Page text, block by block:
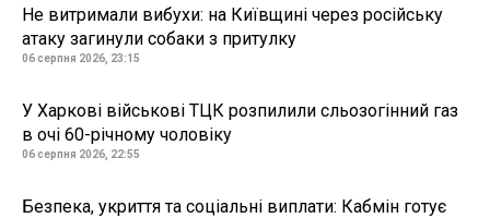
Не витримали вибухи: на Київщині через російську
атаку загинули собаки з притулку
06 серпня 2026, 23:15
У Харкові військові ТЦК розпилили сльозогінний газ
в очі 60-річному чоловіку
06 серпня 2026, 22:55
Безпека, укриття та соціальні виплати: Кабмін готує